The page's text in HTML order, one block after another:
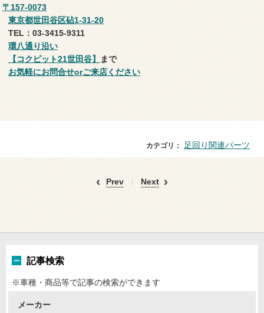
〒157-0073
東京都世田谷区砧1-31-20
TEL：03-3415-9311
環八通り沿い
【コクピット21世田谷】
まで
お気軽にお問合せorご来店ください
カテゴリ： 足回り関連パーツ
Prev Next
記事検索
※車種・商品等で記事の検索ができます
メーカー